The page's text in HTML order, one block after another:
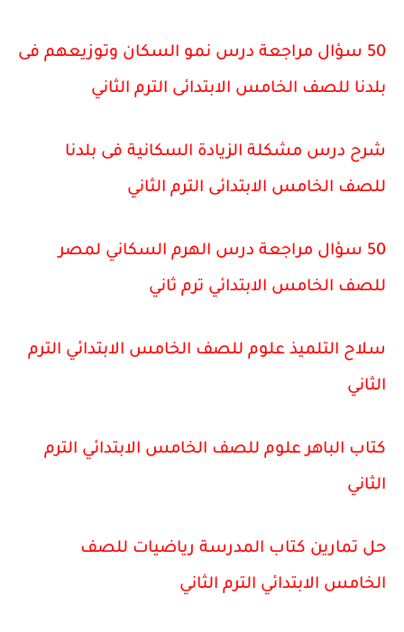
50 سؤال مراجعة درس نمو السكان وتوزيعهم فى
بلدنا للصف الخامس الابتدائى الترم الثاني
شرح درس مشكلة الزيادة السكانية فى بلدنا
للصف الخامس الابتدائى الترم الثاني
50 سؤال مراجعة درس الهرم السكاني لمصر
للصف الخامس الابتدائي ترم ثاني
سلاح التلميذ علوم للصف الخامس الابتدائي الترم
الثاني
كتاب الباهر علوم للصف الخامس الابتدائي الترم
الثاني
حل تمارين كتاب المدرسة رياضيات للصف
الخامس الابتدائي الترم الثاني